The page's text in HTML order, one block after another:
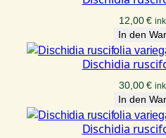
12,00€
In den
Dischidia
30,00€
In den
Dischidia